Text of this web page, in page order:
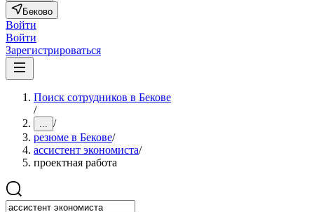
Беково
Войти
Войти
Зарегистрироваться
Поиск сотрудников в Бекове
/
... /
резюме в Бекове/
ассистент экономиста/
проектная работа